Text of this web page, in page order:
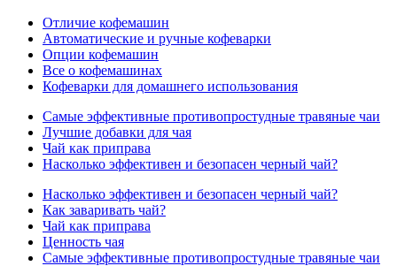
Отличие кофемашин
Автоматические и ручные кофеварки
Опции кофемашин
Все о кофемашинах
Кофеварки для домашнего использования
Самые эффективные противопростудные травяные чаи
Лучшие добавки для чая
Чай как приправа
Насколько эффективен и безопасен черный чай?
Насколько эффективен и безопасен черный чай?
Как заваривать чай?
Чай как приправа
Ценность чая
Самые эффективные противопростудные травяные чаи